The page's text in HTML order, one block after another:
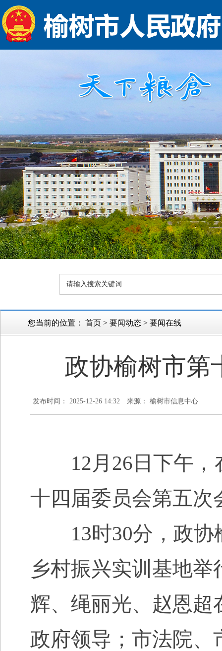
您当前的位置： 首页 > 要闻动态 > 要闻在线
政协榆树市第
发布时间： 2025-12-26 14:32 来源： 榆树市信息中心
12月 26 日下午
十四届委员会第五次
13时30分，政协
乡村振兴实训基地
辉、绳丽光、赵恩超
政府领导；市法院、